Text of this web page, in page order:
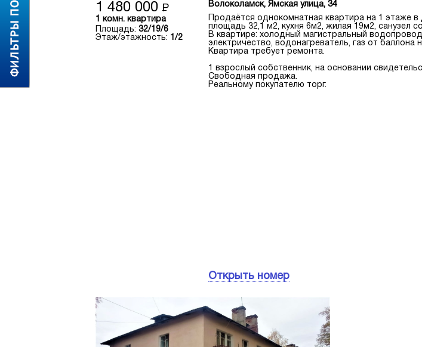
1 480 000 Р
1 комн. квартира
Площадь: 32/19/6
Этаж/этажность: 1/2
Волоколамск, Ямская улица, 34
Продаётся однокомнатная квартира на 1 этаже
площадь 32,1 м2, кухня 6м2, жилая 19м2, санузел
В квартире: холодный магистральный
электричество, водонагреватель, газ от баллона
Квартира требует ремонта.
1 взрослый собственник, на основании
Свободная продажа.
Реальному покупателю торг.
Открыть номер